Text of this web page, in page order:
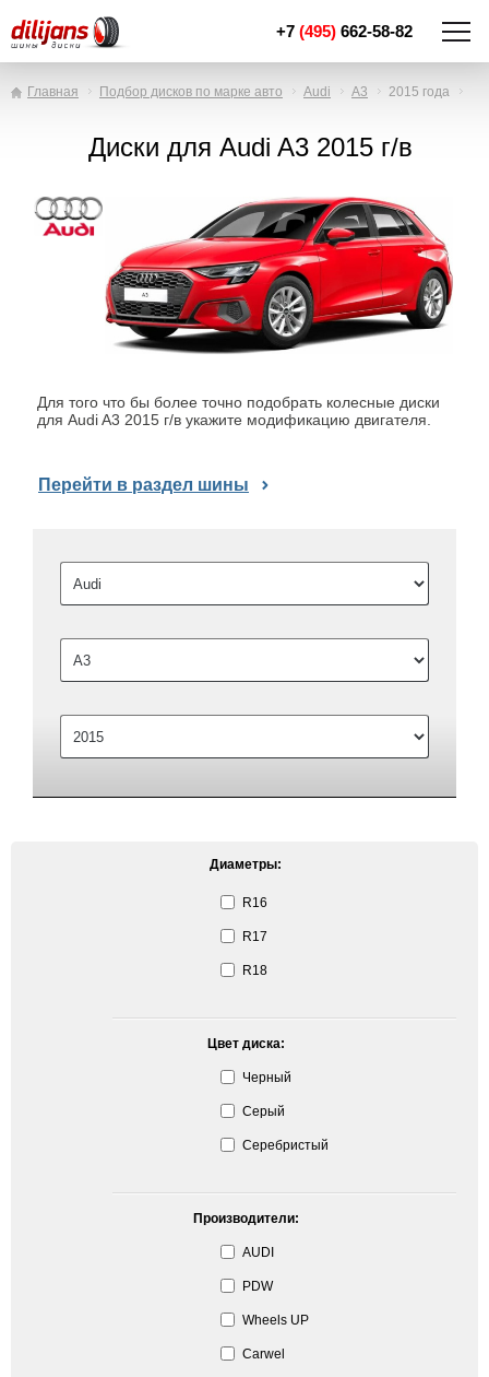
+7 (495) 662-58-82
Главная Подбор дисков по марке авто Audi A3 2015 года
Диски для Audi A3 2015 г/в
Для того что бы более точно подобрать колесные диски
для Audi A3 2015 г/в укажите модификацию двигателя.
Перейти в раздел шины
Диаметры:
R16
R17
R18
Цвет диска:
Черный
Серый
Серебристый
Производители:
AUDI
PDW
Wheels UP
Carwel